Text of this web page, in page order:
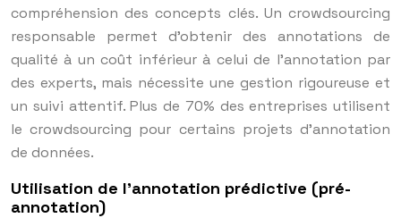
compréhension des concepts clés. Un crowdsourcing
responsable permet d’obtenir des annotations de
qualité à un coût inférieur à celui de l’annotation par
des experts, mais nécessite une gestion rigoureuse et
un suivi attentif. Plus de 70% des entreprises utilisent
le crowdsourcing pour certains projets d’annotation
de données.
Utilisation de l’annotation prédictive (pré-
annotation)